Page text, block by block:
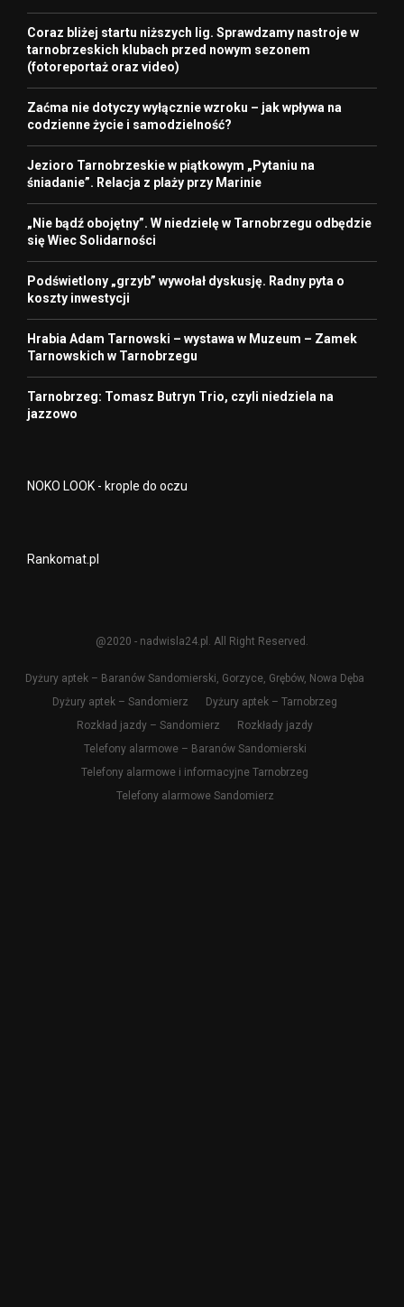
Coraz bliżej startu niższych lig. Sprawdzamy nastroje w
tarnobrzeskich klubach przed nowym sezonem
(fotoreportaż oraz video)
Zaćma nie dotyczy wyłącznie wzroku – jak wpływa na
codzienne życie i samodzielność?
Jezioro Tarnobrzeskie w piątkowym „Pytaniu na
śniadanie”. Relacja z plaży przy Marinie
„Nie bądź obojętny”. W niedzielę w Tarnobrzegu odbędzie
się Wiec Solidarności
Podświetlony „grzyb” wywołał dyskusję. Radny pyta o
koszty inwestycji
Hrabia Adam Tarnowski – wystawa w Muzeum – Zamek
Tarnowskich w Tarnobrzegu
Tarnobrzeg: Tomasz Butryn Trio, czyli niedziela na
jazzowo
NOKO LOOK - krople do oczu
Rankomat.pl
@2020 - nadwisla24.pl. All Right Reserved.
Dyżury aptek – Baranów Sandomierski, Gorzyce, Grębów, Nowa Dęba
Dyżury aptek – Sandomierz
Dyżury aptek – Tarnobrzeg
Rozkład jazdy – Sandomierz
Rozkłady jazdy
Telefony alarmowe – Baranów Sandomierski
Telefony alarmowe i informacyjne Tarnobrzeg
Telefony alarmowe Sandomierz